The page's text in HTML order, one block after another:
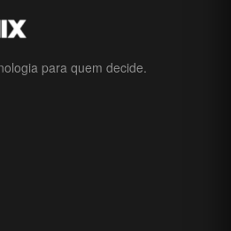
para quem decide.